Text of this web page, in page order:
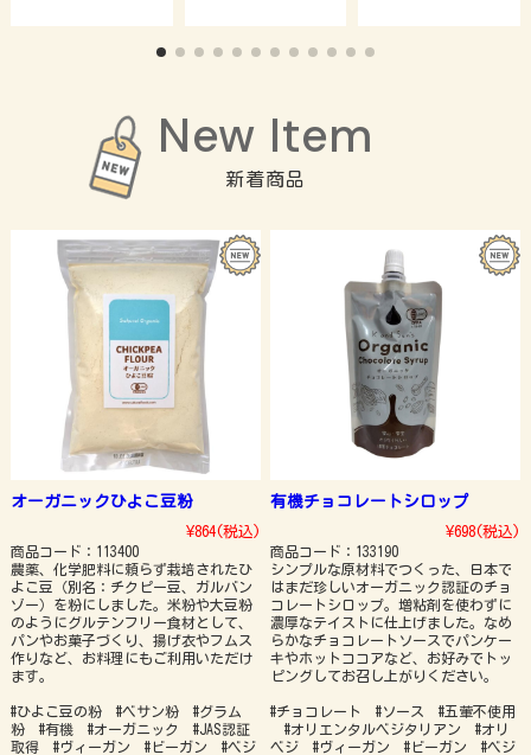
新着商品
オーガニックひよこ豆粉
¥864(税込)
商品コード：113400
農薬、化学肥料に頼らず栽培されたひ
よこ豆（別名：チクピー豆、ガルバン
ゾー）を粉にしました。米粉や大豆粉
のようにグルテンフリー食材として、
パンやお菓子づくり、揚げ衣やフムス
作りなど、お料理にもご利用いただけ
ます。
#ひよこ豆の粉 #ベサン粉 #グラム
粉 #有機 #オーガニック #JAS認証
取得 #ヴィーガン #ビーガン #ベジ
有機チョコレートシロップ
¥698(税込)
商品コード：133190
シンプルな原材料でつくった、日本で
はまだ珍しいオーガニック認証のチョ
コレートシロップ。増粘剤を使わずに
濃厚なテイストに仕上げました。なめ
らかなチョコレートソースでパンケー
キやホットココアなど、お好みでトッ
ピングしてお召し上がりください。
#チョコレート #ソース #五葷不使用
#オリエンタルベジタリアン #オリ
ベジ #ヴィーガン #ビーガン #ベジ